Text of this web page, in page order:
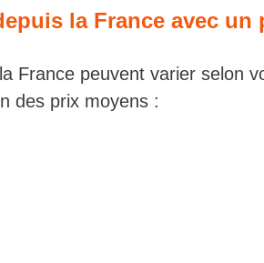
la France avec un
France peuvent varier selon
des prix moyens :